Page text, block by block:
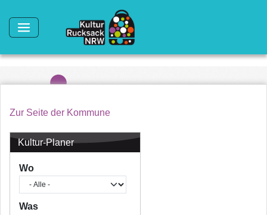
Zur Seite der Kommune
Kultur-Planer
Wo
Was